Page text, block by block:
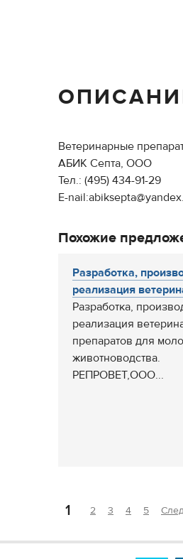
Ветеринарные
АБИК Септа, ООО
Тел.: (495) 434-91-29
E-
Похожие
Разработка,
реализация
Разработка,
реализация
препаратов для
животноводства.
РЕПРОВЕТ,ООО...
1 2 3 4 5